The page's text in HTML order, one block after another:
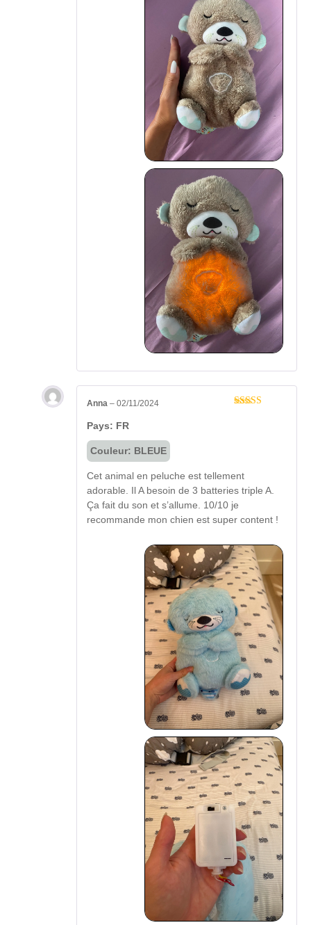
Anna – 02/11/2024
Pays: FR
Couleur: BLEUE
Cet animal en peluche est tellement
adorable. Il A besoin de 3 batteries triple A.
Ça fait du son et s’allume. 10/10 je
recommande mon chien est super content !